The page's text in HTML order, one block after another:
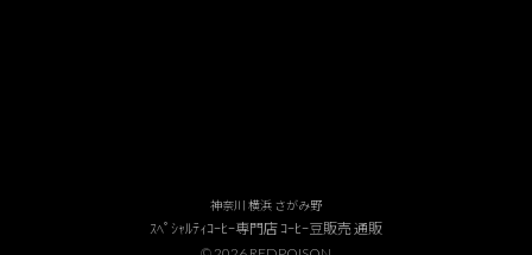
神奈川 横浜 さがみ野
ｽﾍﾟｼｬﾙﾃｨｺｰﾋｰ専門店 ｺｰﾋｰ豆販売 通販